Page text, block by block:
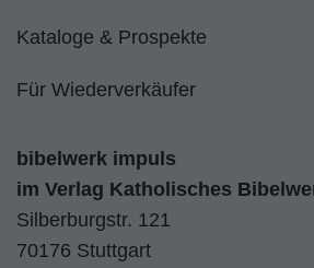
Kataloge & Prospekte
Für Wiederverkäufer
bibelwerk impuls
im Verlag Katholisches
Silberburgstr. 121
70176 Stuttgart